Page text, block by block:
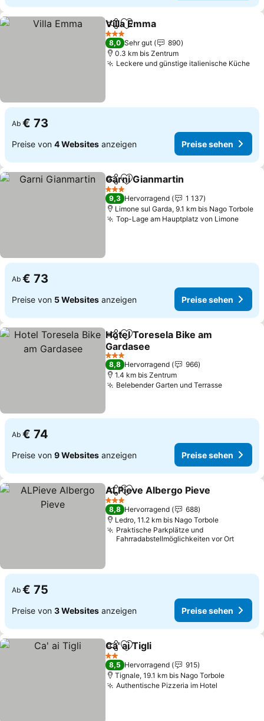
TeilenZu Favoriten hinzufügen
Villa Emma
3 Sterne
8,0 Sehr gut
890
0.3 km bis Zentrum
Leckere und günstige italienische Küche
Ab € 73
Preise von 4 Websites anzeigen Preise sehen
TeilenZu Favoriten hinzufügen
Garni Gianmartin
3 Sterne
9,3 Hervorragend
1 137
Limone sul Garda, 9.1 km bis Nago Torbole
Top-Lage am Hauptplatz von Limone
Ab € 73
Preise von 5 Websites anzeigen Preise sehen
TeilenZu Favoriten hinzufügen
Hotel Toresela Bike am
Gardasee
3 Sterne
8,8 Hervorragend
966
1.4 km bis Zentrum
Belebender Garten und Terrasse
Ab € 74
Preise von 9 Websites anzeigen Preise sehen
TeilenZu Favoriten hinzufügen
ALPieve Albergo Pieve
3 Sterne
8,8 Hervorragend
688
Ledro, 11.2 km bis Nago Torbole
Praktische Parkplätze und
Fahrradabstellmöglichkeiten vor Ort
Ab € 75
Preise von 3 Websites anzeigen Preise sehen
TeilenZu Favoriten hinzufügen
Ca' ai Tigli
2 Sterne
8,5 Hervorragend
915
Tignale, 19.1 km bis Nago Torbole
Authentische Pizzeria im Hotel